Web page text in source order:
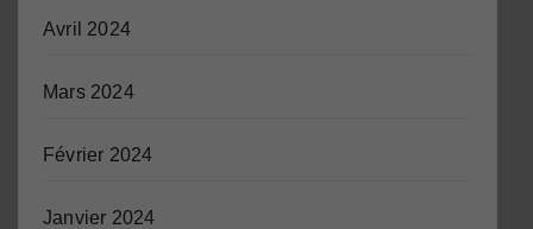
Avril 2024
Mars 2024
Février 2024
Janvier 2024